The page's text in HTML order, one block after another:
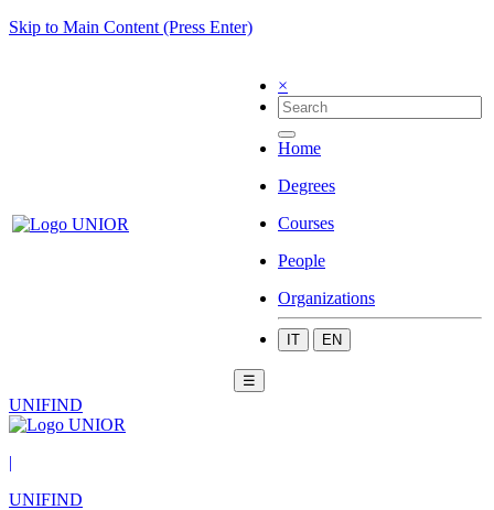
Skip to Main Content (Press Enter)
×
Home
Degrees
Courses
People
Organizations
IT EN
☰
UNIFIND
|
UNIFIND